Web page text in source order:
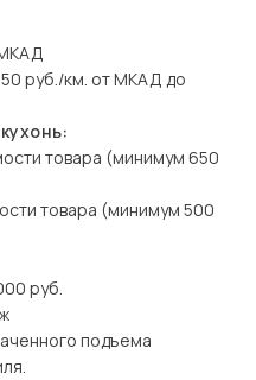
руб./км. от МКАД до
товара (минимум 650
товара (минимум 500
руб.
подъема